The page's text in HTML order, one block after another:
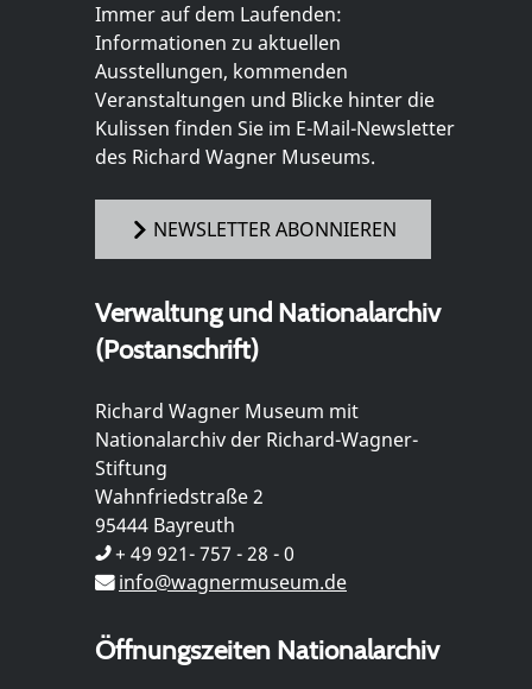
Immer auf dem Laufenden:
Informationen zu aktuellen
Ausstellungen, kommenden
Veranstaltungen und Blicke hinter die
Kulissen finden Sie im E-Mail-Newsletter
des Richard Wagner Museums.
NEWSLETTER ABONNIEREN
Verwaltung und Nationalarchiv
(Postanschrift)
Richard Wagner Museum mit
Nationalarchiv der Richard-Wagner-
Stiftung
Wahnfriedstraße 2
95444 Bayreuth
+ 49 921- 757 - 28 - 0
info@wagnermuseum.de
Öffnungszeiten Nationalarchiv